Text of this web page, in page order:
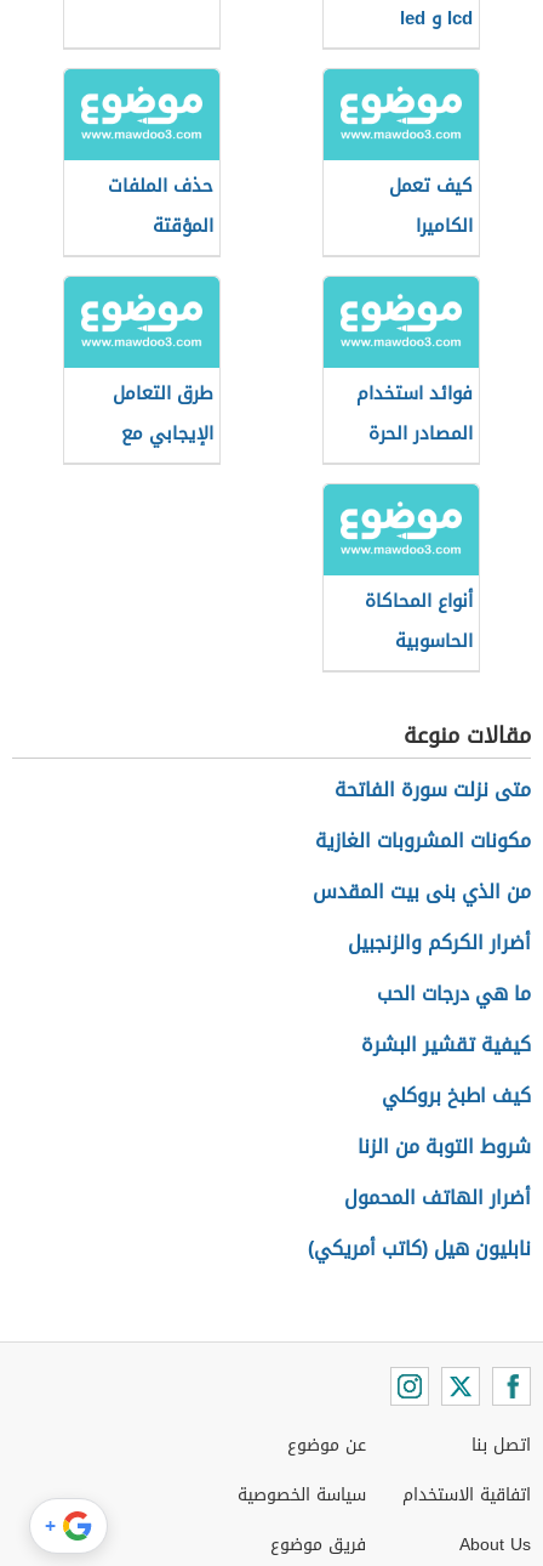
lcd و led
كيف تعمل
الكاميرا
حذف الملفات
المؤقتة
فوائد استخدام
المصادر الحرة
طرق التعامل
الإيجابي مع
وسائل الاتصال
أنواع المحاكاة
الحاسوبية
مقالات منوعة
متى نزلت سورة الفاتحة
مكونات المشروبات الغازية
من الذي بنى بيت المقدس
أضرار الكركم والزنجبيل
ما هي درجات الحب
كيفية تقشير البشرة
كيف اطبخ بروكلي
شروط التوبة من الزنا
أضرار الهاتف المحمول
نابليون هيل (كاتب أمريكي)
اتصل بنا
اتفاقية الاستخدام
About Us
عن موضوع
سياسة الخصوصية
فريق موضوع
+